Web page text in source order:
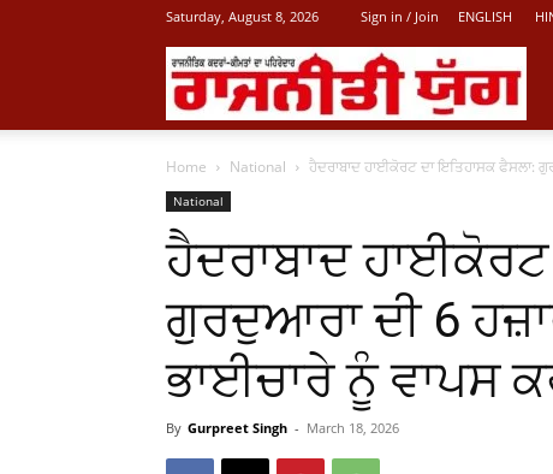
Saturday, August 8, 2026 Sign in / Join ENGLISH
Home National ਹੈਦਰਾਬਾਦ ਹਾਈਕੋਰਟ ਦਾ ਇਤਿਹਾਸਕ ਫੈਸਲਾ:
National
ਹੈਦਰਾਬਾਦ
ਗੁਰਦੁਆਰਾ ਦੀ 6
ਭਾਈਚਾਰੇ ਨੂੰ ਵਾਪਸ
By Gurpreet Singh - March 18, 2026